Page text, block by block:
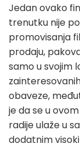
Jedan ovako
trenutku nije
promovisanja
prodaju,
samo u svojim
obaveze,
je da se u
radije ulaže u
dodatnim